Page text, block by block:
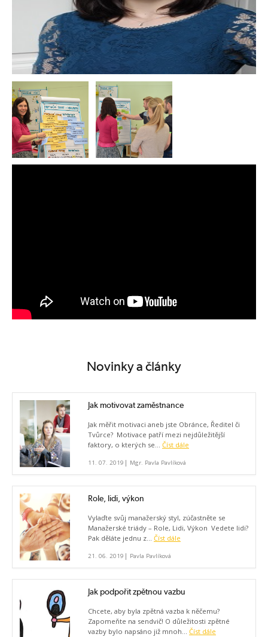
Novinky a články
Jak motivovat zaměstnance
Jak měřit motivaci aneb jste Obránce, Ředitel či
Tvůrce? Motivace patří mezi nejdůležitější
faktory, o kterých se... Číst dále
11. 07. 2019 | Mgr. Pavla Pavlíková
Role, lidi, výkon
Vylaďte svůj manažerský styl, zúčastněte se
Manažerské triády – Role, Lidi, Výkon Vedete lidi?
Pak děláte jednu z... Číst dále
21. 06. 2019 | Pavla Pavlíková
Jak podpořit zpětnou vazbu
Chcete, aby byla zpětná vazba k něčemu?
Zapomeňte na sendvič! O důležitosti zpětné
vazby bylo napsáno již mnoh... Číst dále